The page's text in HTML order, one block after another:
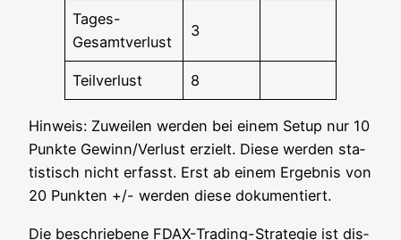
Tages-
Gesamt­ver­lust
3
Teil­ver­lust 8
Hin­weis: Zuwei­len wer­den bei einem Set­up nur 10
Punk­te Gewinn/Verlust erzielt. Die­se wer­den sta­
tis­tisch nicht erfasst. Erst ab einem Ergeb­nis von
20 Punk­ten +/- wer­den die­se dokumentiert.
Die beschrie­be­ne FDAX-Tra­ding-Stra­te­gie ist dis­